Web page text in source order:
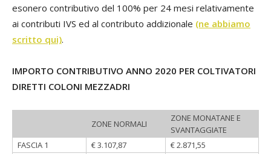
esonero contributivo del 100% per 24 mesi relativamente
ai contributi IVS ed al contributo addizionale (ne abbiamo
scritto qui).
IMPORTO CONTRIBUTIVO ANNO 2020 PER COLTIVATORI
DIRETTI COLONI MEZZADRI
ZONE NORMALI
ZONE MONATANE E
SVANTAGGIATE
FASCIA 1
€ 3.107,87
€ 2.871,55